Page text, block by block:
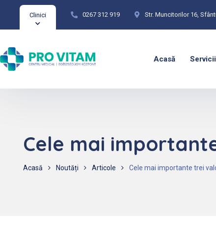
Clinici 0267 312 919 Str. Muncitorilor 16,
Acasă
Cele mai
Acasă Noutăți Articole Cele mai importante trei